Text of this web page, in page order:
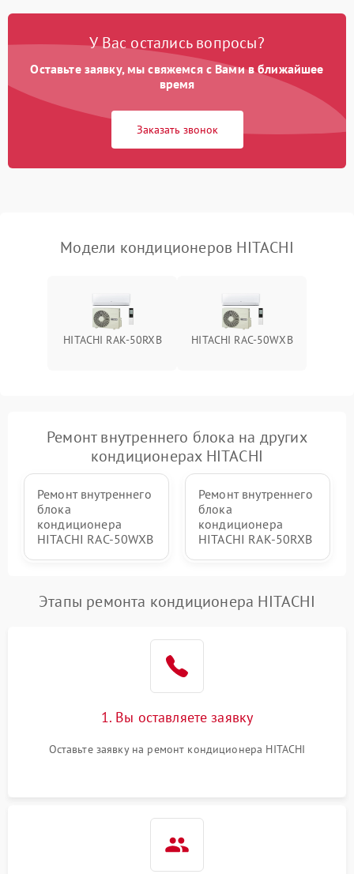
четырехходового клапана
Подробнее →
вентилятора
1500 ₽ Подробнее →
1000 ₽ Подробнее →
У Вас остались вопросы?
Оставьте заявку, мы свяжемся с Вами в ближайшее
время
Заказать звонок
Модели кондиционеров HITACHI
HITACHI RAK-50RXB HITACHI RAC-50WXB
Ремонт внутреннего блока на других
кондиционерах HITACHI
Ремонт внутреннего
блока
кондиционера
HITACHI RAC-50WXB
Ремонт внутреннего
блока
кондиционера
HITACHI RAK-50RXB
Этапы ремонта кондиционера HITACHI
1. Вы оставляете заявку
Оставьте заявку на ремонт кондиционера HITACHI